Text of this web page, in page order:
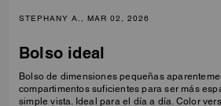
STEPHANY A., MAR 02, 2026
Bolso ideal
Bolso de dimensiones pequeñas
compartimentos suficientes para ser más
simple vista. Ideal para el día a día. Color